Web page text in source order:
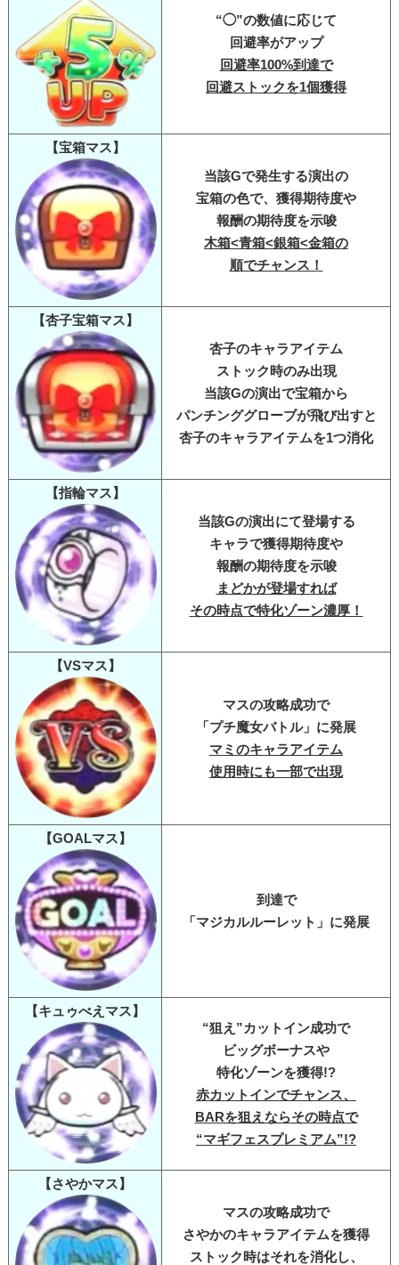
“◯”の数値に応じて
回避率がアップ
回避率100%到達で
回避ストックを1個獲得
【宝箱マス】
当該Gで発生する演出の
宝箱の色で、獲得期待度や
報酬の期待度を示唆
木箱<青箱<銀箱<金箱の
順でチャンス！
【杏子宝箱マス】
杏子のキャラアイテム
ストック時のみ出現
当該Gの演出で宝箱から
パンチンググローブが飛び出すと
杏子のキャラアイテムを1つ消化
【指輪マス】
当該Gの演出にて登場する
キャラで獲得期待度や
報酬の期待度を示唆
まどかが登場すれば
その時点で特化ゾーン濃厚！
【VSマス】
マスの攻略成功で
「プチ魔女バトル」に発展
マミのキャラアイテム
使用時にも一部で出現
【GOALマス】
到達で
「マジカルルーレット」に発展
【キュゥべえマス】
“狙え”カットイン成功で
ビッグボーナスや
特化ゾーンを獲得!?
赤カットインでチャンス、
BARを狙えならその時点で
“マギフェスプレミアム”!?
【さやかマス】
マスの攻略成功で
さやかのキャラアイテムを獲得
ストック時はそれを消化し、